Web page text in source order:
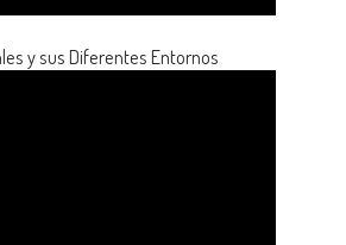
y sus Diferentes Entornos